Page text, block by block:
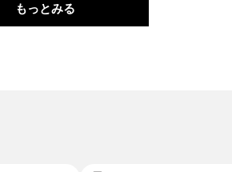
もっとみる